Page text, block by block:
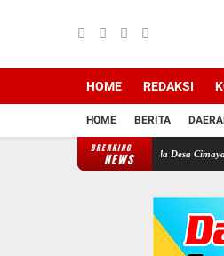
HOME REDAKSI
HOME BERITA
BREAKING
NEWS
Didesak Copot Kepala Desa Cimayang Usai